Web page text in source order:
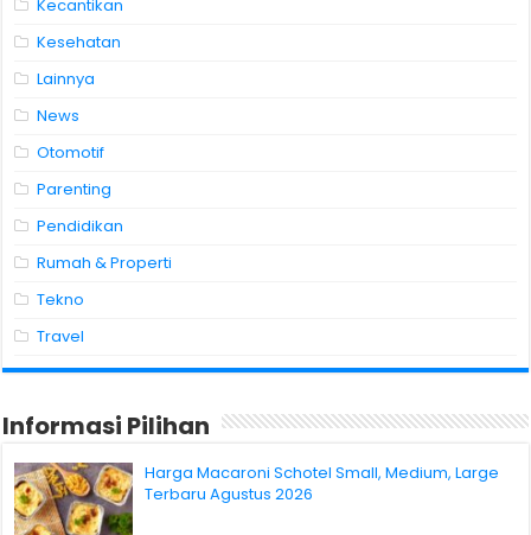
Kecantikan
Kesehatan
Lainnya
News
Otomotif
Parenting
Pendidikan
Rumah & Properti
Tekno
Travel
Informasi Pilihan
Harga Macaroni Schotel Small, Medium, Large
Terbaru Agustus 2026